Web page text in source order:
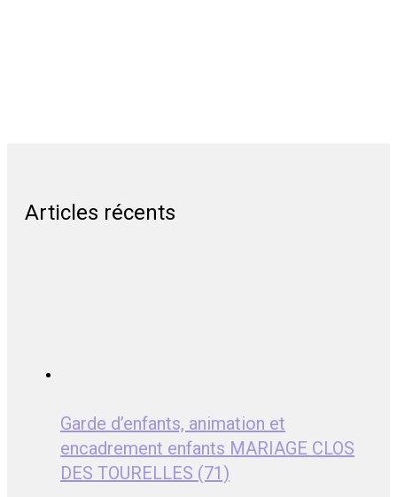
Articles récents
Garde d’enfants, animation et
encadrement enfants MARIAGE CLOS
DES TOURELLES (71)